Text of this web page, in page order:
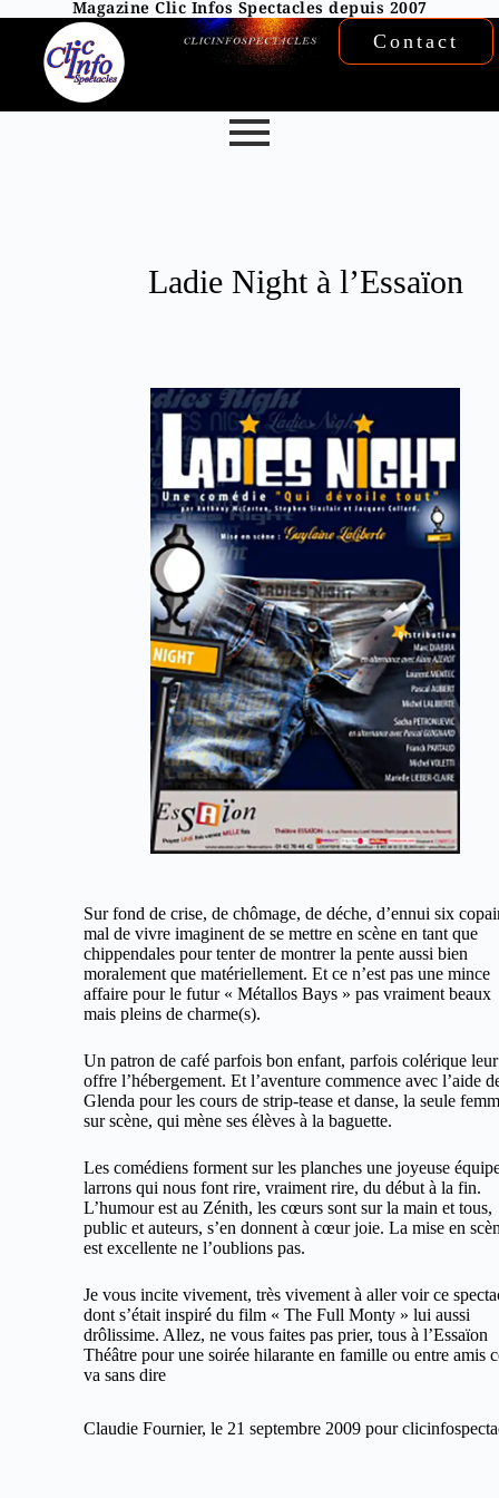
Magazine Clic Infos Spectacles depuis 2007
Contact
Ladie Night à l’Essaïon
Sur fond de crise, de chômage, de déche, d’ennui six
mal de vivre imaginent de se mettre en scène en tant que
chippendales pour tenter de montrer la pente aussi bien
moralement que matériellement. Et ce n’est pas une mince
affaire pour le futur « Métallos Bays » pas vraiment beaux
mais pleins de charme(s).
Un patron de café parfois bon enfant, parfois colérique leur
offre l’hébergement. Et l’aventure commence avec l’aide
Glenda pour les cours de strip-tease et danse, la seule
sur scène, qui mène ses élèves à la baguette.
Les comédiens forment sur les planches une joyeuse
larrons qui nous font rire, vraiment rire, du début à la fin.
L’humour est au Zénith, les cœurs sont sur la main et tous,
public et auteurs, s’en donnent à cœur joie. La mise en
est excellente ne l’oublions pas.
Je vous incite vivement, très vivement à aller voir ce
dont s’était inspiré du film « The Full Monty » lui aussi
drôlissime. Allez, ne vous faites pas prier, tous à l’Essaïon
Théâtre pour une soirée hilarante en famille ou entre amis
va sans dire
Claudie Fournier, le 21 septembre 2009 pour